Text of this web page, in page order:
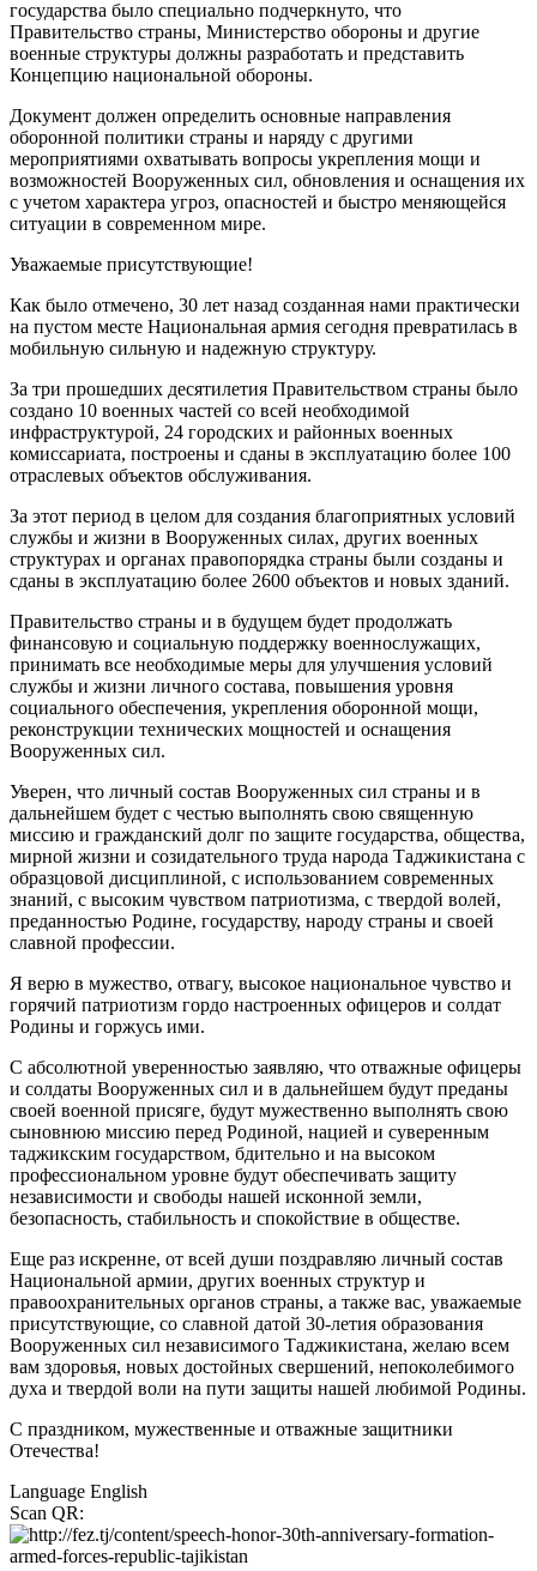
государства было специально подчеркнуто, что
Правительство страны, Министерство обороны и другие
военные структуры должны разработать и представить
Концепцию национальной обороны.
Документ должен определить основные направления
оборонной политики страны и наряду с другими
мероприятиями охватывать вопросы укрепления мощи и
возможностей Вооруженных сил, обновления и оснащения их
с учетом характера угроз, опасностей и быстро меняющейся
ситуации в современном мире.
Уважаемые присутствующие!
Как было отмечено, 30 лет назад созданная нами практически
на пустом месте Национальная армия сегодня превратилась в
мобильную сильную и надежную структуру.
За три прошедших десятилетия Правительством страны было
создано 10 военных частей со всей необходимой
инфраструктурой, 24 городских и районных военных
комиссариата, построены и сданы в эксплуатацию более 100
отраслевых объектов обслуживания.
За этот период в целом для создания благоприятных условий
службы и жизни в Вооруженных силах, других военных
структурах и органах правопорядка страны были созданы и
сданы в эксплуатацию более 2600 объектов и новых зданий.
Правительство страны и в будущем будет продолжать
финансовую и социальную поддержку военнослужащих,
принимать все необходимые меры для улучшения условий
службы и жизни личного состава, повышения уровня
социального обеспечения, укрепления оборонной мощи,
реконструкции технических мощностей и оснащения
Вооруженных сил.
Уверен, что личный состав Вооруженных сил страны и в
дальнейшем будет с честью выполнять свою священную
миссию и гражданский долг по защите государства, общества,
мирной жизни и созидательного труда народа Таджикистана с
образцовой дисциплиной, с использованием современных
знаний, с высоким чувством патриотизма, с твердой волей,
преданностью Родине, государству, народу страны и своей
славной профессии.
Я верю в мужество, отвагу, высокое национальное чувство и
горячий патриотизм гордо настроенных офицеров и солдат
Родины и горжусь ими.
С абсолютной уверенностью заявляю, что отважные офицеры
и солдаты Вооруженных сил и в дальнейшем будут преданы
своей военной присяге, будут мужественно выполнять свою
сыновнюю миссию перед Родиной, нацией и суверенным
таджикским государством, бдительно и на высоком
профессиональном уровне будут обеспечивать защиту
независимости и свободы нашей исконной земли,
безопасность, стабильность и спокойствие в обществе.
Еще раз искренне, от всей души поздравляю личный состав
Национальной армии, других военных структур и
правоохранительных органов страны, а также вас, уважаемые
присутствующие, со славной датой 30-летия образования
Вооруженных сил независимого Таджикистана, желаю всем
вам здоровья, новых достойных свершений, непоколебимого
духа и твердой воли на пути защиты нашей любимой Родины.
С праздником, мужественные и отважные защитники
Отечества!
Language English
Scan QR: